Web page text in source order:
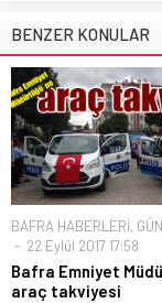
BENZER KONULAR
BAFRA HABERLERİ,
22 Eylül 2017 17:58
Bafra Emniyet
araç takviyesi